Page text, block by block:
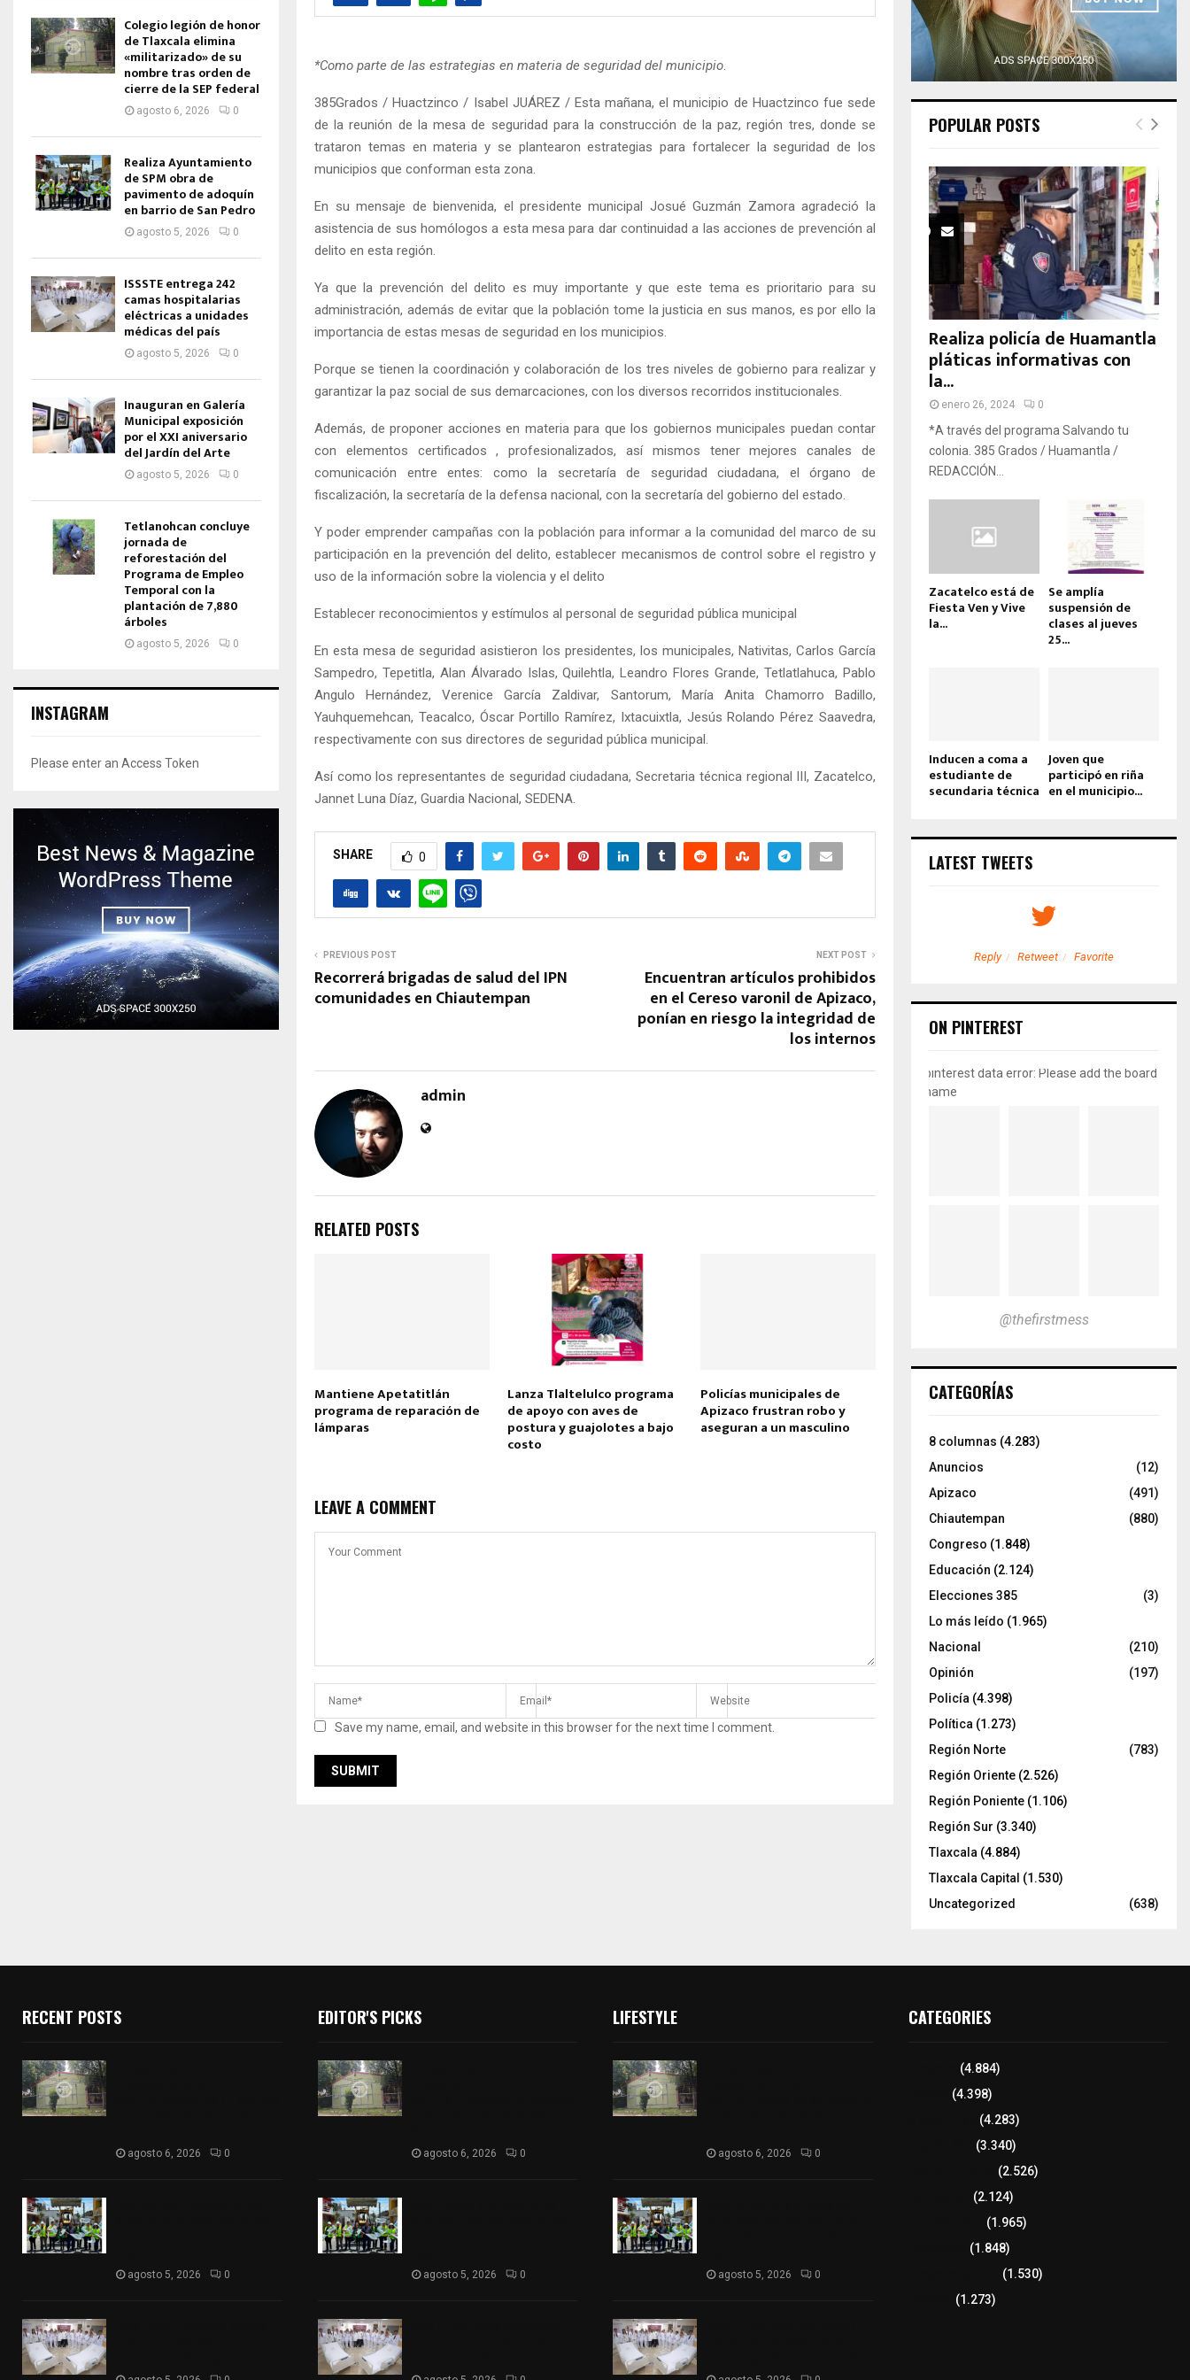
*Como parte de las estrategias en materia de seguridad del municipio
385Grados / Huactzinco / Isabel JUÁREZ / Esta mañana, el municipio de Huactzinco fue sede
de la reunión de la mesa de seguridad para la construcción de la paz, región tres, donde se
trataron temas en materia y se plantearon estrategias para fortalecer la seguridad de los
municipios que conforman esta zona.
En su mensaje de bienvenida, el presidente municipal Josué Guzmán Zamora agradeció la
asistencia de sus homólogos a esta mesa para dar continuidad a las acciones de prevención al
delito en esta región.
Ya que la prevención del delito es muy importante y que este tema es prioritario para su
administración, además de evitar que la población tome la justicia en sus manos, es por ello la
importancia de estas mesas de seguridad en los municipios.
Porque se tienen la coordinación y colaboración de los tres niveles de gobierno para realizar y
garantizar la paz social de sus demarcaciones, con los diversos recorridos institucionales.
Además, de proponer acciones en materia para que los gobiernos municipales puedan contar
con elementos certificados , profesionalizados, así mismos tener mejores canales de
comunicación entre entes: como la secretaría de seguridad ciudadana, el órgano de
fiscalización, la secretaría de la defensa nacional, con la secretaría del gobierno del estado.
Y poder emprender campañas con la población para informar a la comunidad del marco de su
participación en la prevención del delito, establecer mecanismos de control sobre el registro y
uso de la información sobre la violencia y el delito
Establecer reconocimientos y estímulos al personal de seguridad pública municipal
En esta mesa de seguridad asistieron los presidentes, los municipales, Nativitas, Carlos García
Sampedro, Tepetitla, Alan Álvarado Islas, Quilehtla, Leandro Flores Grande, Tetlatlahuca, Pablo
Angulo Hernández, Verenice García Zaldivar, Santorum, María Anita Chamorro Badillo,
Yauhquemehcan, Teacalco, Óscar Portillo Ramírez, Ixtacuixtla, Jesús Rolando Pérez Saavedra,
respectivamente con sus directores de seguridad pública municipal.
Así como los representantes de seguridad ciudadana, Secretaria técnica regional III, Zacatelco,
Jannet Luna Díaz, Guardia Nacional, SEDENA.
SHARE 0
PREVIOUS POST
Recorrerá brigadas de salud del IPN
comunidades en Chiautempan
NEXT POST
Encuentran artículos prohibidos
en el Cereso varonil de Apizaco,
ponían en riesgo la integridad de
los internos
admin
RELATED POSTS
Mantiene Apetatitlán
programa de reparación de
lámparas
Lanza Tlaltelulco programa
de apoyo con aves de
postura y guajolotes a bajo
costo
Policías municipales de
Apizaco frustran robo y
aseguran a un masculino
LEAVE A COMMENT
Save my name, email, and website in this browser for the next time I comment.
Colegio legión de honor
de Tlaxcala elimina
«militarizado» de su
nombre tras orden de
cierre de la SEP federal
agosto 6, 2026 0
Realiza Ayuntamiento
de SPM obra de
pavimento de adoquín
en barrio de San Pedro
agosto 5, 2026 0
ISSSTE entrega 242
camas hospitalarias
eléctricas a unidades
médicas del país
agosto 5, 2026 0
Inauguran en Galería
Municipal exposición
por el XXI aniversario
del Jardín del Arte
agosto 5, 2026 0
Tetlanohcan concluye
jornada de
reforestación del
Programa de Empleo
Temporal con la
plantación de 7,880
árboles
agosto 5, 2026 0
INSTAGRAM
Please enter an Access Token
POPULAR POSTS
Realiza policía de Huamantla
pláticas informativas con
la...
enero 26, 2024 0
*A través del programa Salvando tu
colonia. 385 Grados / Huamantla /
REDACCIÓN...
Zacatelco está de
Fiesta Ven y Vive
la...
Se amplía
suspensión de
clases al jueves
25...
Inducen a coma a
estudiante de
secundaria técnica
Joven que
participó en riña
en el municipio...
LATEST TWEETS
Retweet Favorite Reply Retweet Favorite
ON PINTEREST
pinterest data error: Please add the board
name
@thefirstmess
CATEGORÍAS
8 columnas (4.283)
Anuncios
(12)
Apizaco
(491)
Chiautempan
(880)
Congreso (1.848)
Educación (2.124)
Elecciones 385
(3)
Lo más leído (1.965)
Nacional
(210)
Opinión
(197)
Policía (4.398)
Política (1.273)
Región Norte
(783)
Región Oriente (2.526)
Región Poniente (1.106)
Región Sur (3.340)
Tlaxcala (4.884)
Tlaxcala Capital (1.530)
Uncategorized
(638)
RECENT POSTS
agosto 6, 2026 0
agosto 5, 2026 0
EDITOR'S PICKS
agosto 6, 2026 0
agosto 5, 2026 0
LIFESTYLE
agosto 6, 2026 0
agosto 5, 2026 0
CATEGORIES
(4.884)
(4.398)
(4.283)
(3.340)
(2.526)
(2.124)
(1.965)
(1.848)
(1.530)
(1.273)